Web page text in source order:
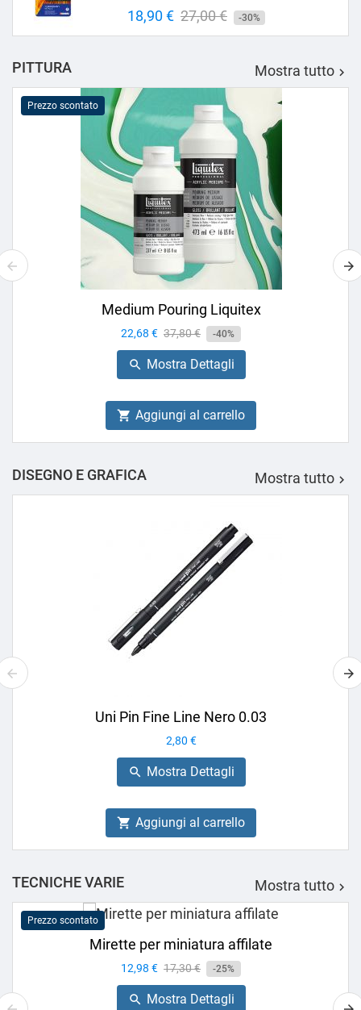
Prezzo
18,90 € Prezzo
base
27,00 € -30%
PITTURA Mostra tutto 
Prezzo scontato
Medium Pouring Liquitex
Prezzo
22,68 € Prezzo
base
37,80 € -40%
 Mostra Dettagli
 Aggiungi al carrello
DISEGNO E GRAFICA Mostra tutto 
Uni Pin Fine Line Nero 0.03
Prezzo
2,80 €
 Mostra Dettagli
 Aggiungi al carrello
TECNICHE VARIE Mostra tutto 
Prezzo scontato
Mirette per miniatura affilate
Prezzo
12,98 € Prezzo
base
17,30 € -25%
 Mostra Dettagli